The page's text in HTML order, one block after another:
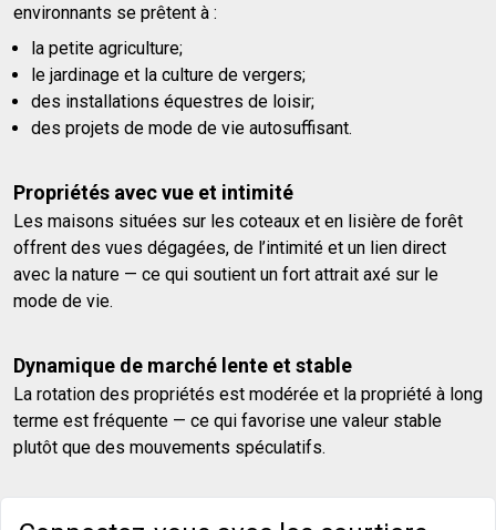
environnants se prêtent à :
la petite agriculture;
le jardinage et la culture de vergers;
des installations équestres de loisir;
des projets de mode de vie autosuffisant.
Propriétés avec vue et intimité
Les maisons situées sur les coteaux et en lisière de forêt
offrent des vues dégagées, de l’intimité et un lien direct
avec la nature — ce qui soutient un fort attrait axé sur le
mode de vie.
Dynamique de marché lente et stable
La rotation des propriétés est modérée et la propriété à long
terme est fréquente — ce qui favorise une valeur stable
plutôt que des mouvements spéculatifs.